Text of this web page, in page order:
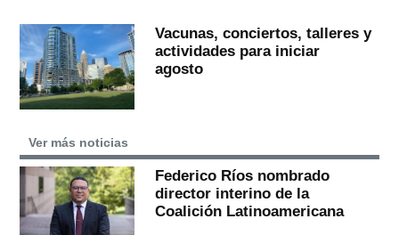
Vacunas, conciertos, talleres y
actividades para iniciar
agosto
Ver más noticias
Federico Ríos nombrado
director interino de la
Coalición Latinoamericana